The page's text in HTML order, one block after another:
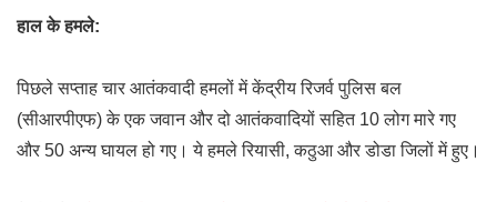
हाल के हमले:
पिछले सप्ताह चार आतंकवादी हमलों में केंद्रीय रिजर्व पुलिस बल
(सीआरपीएफ) के एक जवान और दो आतंकवादियों सहित 10 लोग मारे गए
और 50 अन्य घायल हो गए। ये हमले रियासी, कठुआ और डोडा जिलों में हुए।